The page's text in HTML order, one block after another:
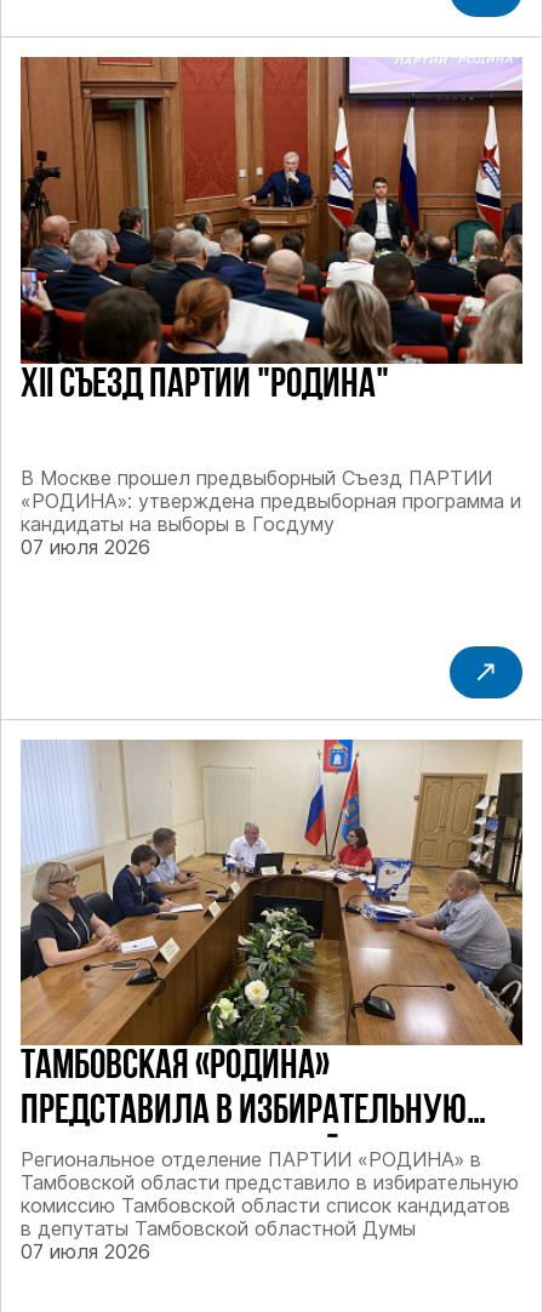
XII СЪЕЗД ПАРТИИ "РОДИНА"
В Москве прошел предвыборный Съезд ПАРТИИ
«РОДИНА»: утверждена предвыборная программа и
кандидаты на выборы в Госдуму
07 июля 2026
ТАМБОВСКАЯ «РОДИНА»
ПРЕДСТАВИЛА В ИЗБИРАТЕЛЬНУЮ
КОМИССИЮ ТАМБОВСКОЙ ОБЛАСТИ
СПИСОК КАНДИДАТОВ В ДЕПУТАТЫ
ТАМБОВСКОЙ ОБЛАСТНОЙ ДУМЫ
Региональное отделение ПАРТИИ «РОДИНА» в
Тамбовской области представило в избирательную
комиссию Тамбовской области список кандидатов
в депутаты Тамбовской областной Думы
07 июля 2026